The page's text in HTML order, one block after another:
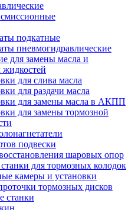
подкатные
пневмогидравлические
для замены масла и
жидкостей
для слива масла
для раздачи масла
для замены масла в АКПП
для замены тормозной
подвески
шаровых опор
для тормозных колодок
камеры и установки
тормозных дисков
станки